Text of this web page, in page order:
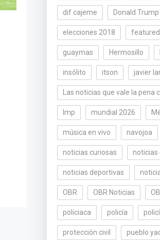
dif cajeme Donald Trump
elecciones 2018 featured
guaymas Hermosillo
insólito itson javier
Las noticias que vale la pena
lmp mundial 2026
música en vivo navojoa
noticias curiosas noticias
noticias deportivas
OBR OBR Noticias
policiaca policía
protección civil pueblo